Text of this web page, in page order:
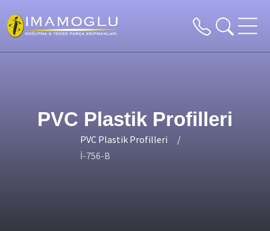
PVC Plastik Profilleri
PVC Plastik Profilleri
İ-756-B